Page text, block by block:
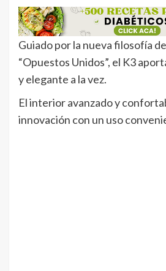
Guiado por la nueva filosofía
“Opuestos Unidos”, el K3
y elegante a la vez.
El interior avanzado y
innovación con un uso